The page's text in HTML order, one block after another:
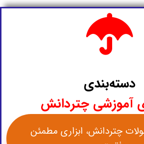
دسته‌بندی
آموزشی چتردانش
چتردانش، ابزاری مطمئن